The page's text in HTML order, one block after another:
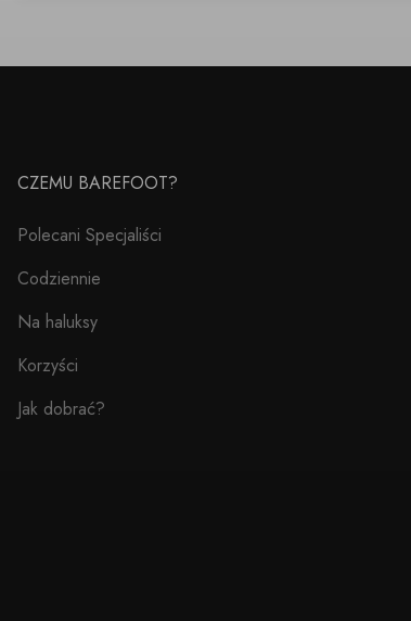
CZEMU BAREFOOT?
Polecani Specjaliści
Codziennie
Na haluksy
Korzyści
Jak dobrać?